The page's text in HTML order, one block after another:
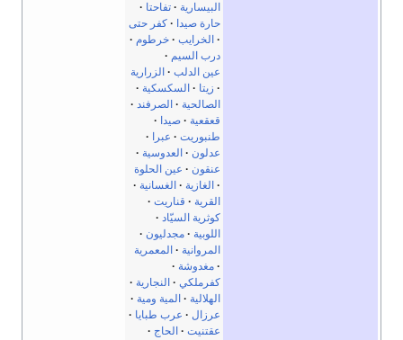
البيسارية
تفاحتا
حارة صيدا
كفر حتى
الخرايب
خرطوم
درب السيم
عين الدلب
الزرارية
زيتا
السكسكية
الصالحية
الصرفند
قعقعية
صيدا
طنبوريت
عبرا
عدلون
العدوسية
عنقون
عين الحلوة
الغازية
الغسانية
القرية
قناريت
كوثرية السيّاد
اللوبية
مجدليون
المروانية
المعمرية
مغدوشة
كفرملكي
النجارية
الهلالية
المية ومية
عرزال
عرب طبايا
عقتنيت
الحاج